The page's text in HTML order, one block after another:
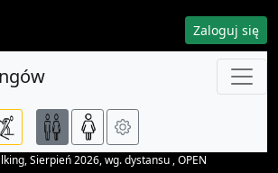
Zaloguj się
Sierpień 2026, wg. dystansu , OPEN